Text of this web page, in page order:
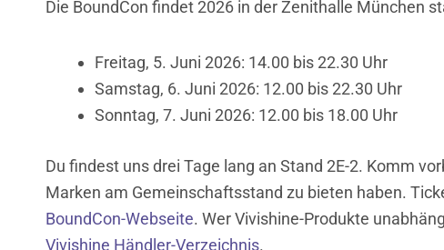
Die BoundCon findet 2026 in der Zenithalle München
Freitag, 5. Juni 2026: 14.00 bis 22.30 Uhr
Samstag, 6. Juni 2026: 12.00 bis 22.30 Uhr
Sonntag, 7. Juni 2026: 12.00 bis 18.00 Uhr
Du findest uns drei Tage lang an Stand 2E-2. Komm
Marken am Gemeinschaftsstand zu bieten haben.
BoundCon-Webseite. Wer Vivishine-Produkte
Vivishine Händler-Verzeichnis.